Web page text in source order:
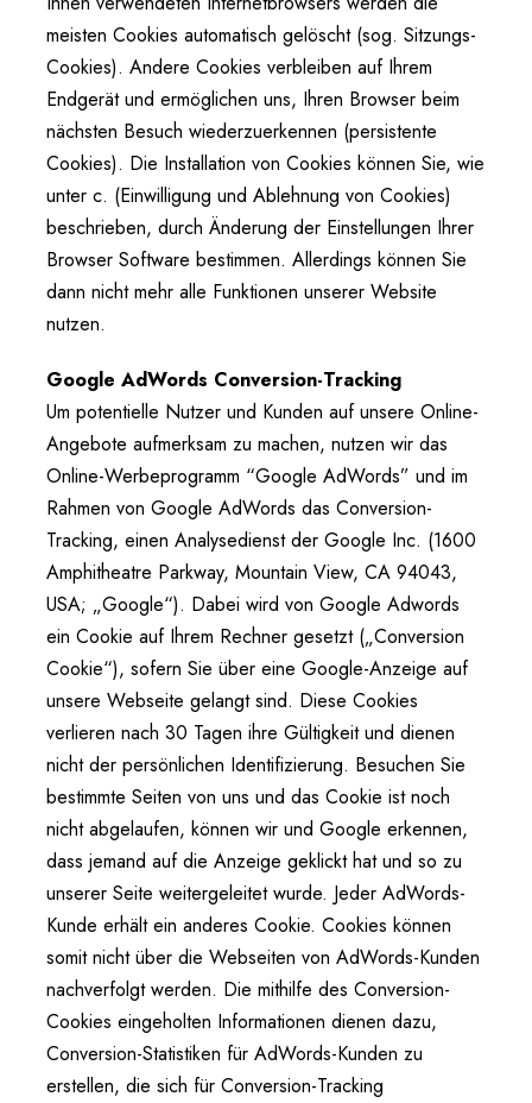
meisten Cookies automatisch gelöscht (sog. Sitzungs-
Cookies). Andere Cookies verbleiben auf Ihrem
Endgerät und ermöglichen uns, Ihren Browser beim
nächsten Besuch wiederzuerkennen (persistente
Cookies). Die Installation von Cookies können Sie, wie
unter c. (Einwilligung und Ablehnung von Cookies)
beschrieben, durch Änderung der Einstellungen Ihrer
Browser Software bestimmen. Allerdings können Sie
dann nicht mehr alle Funktionen unserer Website
nutzen.
Google AdWords Conversion-Tracking
Um potentielle Nutzer und Kunden auf unsere Online-
Angebote aufmerksam zu machen, nutzen wir das
Online-Werbeprogramm “Google AdWords” und im
Rahmen von Google AdWords das Conversion-
Tracking, einen Analysedienst der Google Inc. (1600
Amphitheatre Parkway, Mountain View, CA 94043,
USA; „Google“). Dabei wird von Google Adwords
ein Cookie auf Ihrem Rechner gesetzt („Conversion
Cookie“), sofern Sie über eine Google-Anzeige auf
unsere Webseite gelangt sind. Diese Cookies
verlieren nach 30 Tagen ihre Gültigkeit und dienen
nicht der persönlichen Identifizierung. Besuchen Sie
bestimmte Seiten von uns und das Cookie ist noch
nicht abgelaufen, können wir und Google erkennen,
dass jemand auf die Anzeige geklickt hat und so zu
unserer Seite weitergeleitet wurde. Jeder AdWords-
Kunde erhält ein anderes Cookie. Cookies können
somit nicht über die Webseiten von AdWords-Kunden
nachverfolgt werden. Die mithilfe des Conversion-
Cookies eingeholten Informationen dienen dazu,
Conversion-Statistiken für AdWords-Kunden zu
erstellen, die sich für Conversion-Tracking